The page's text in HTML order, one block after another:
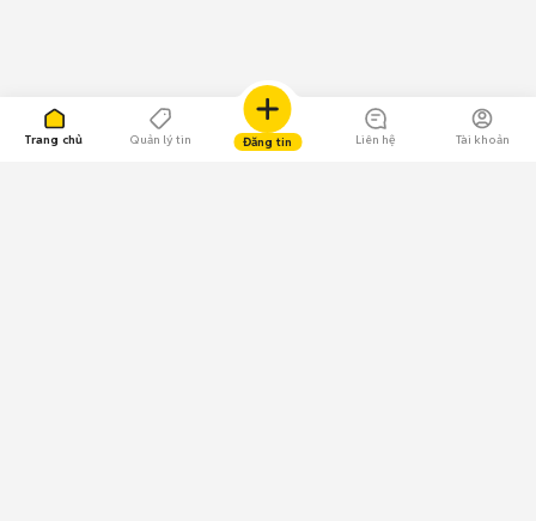
Trang chủ Quản lý tin Đăng tin Liên hệ Tài khoản